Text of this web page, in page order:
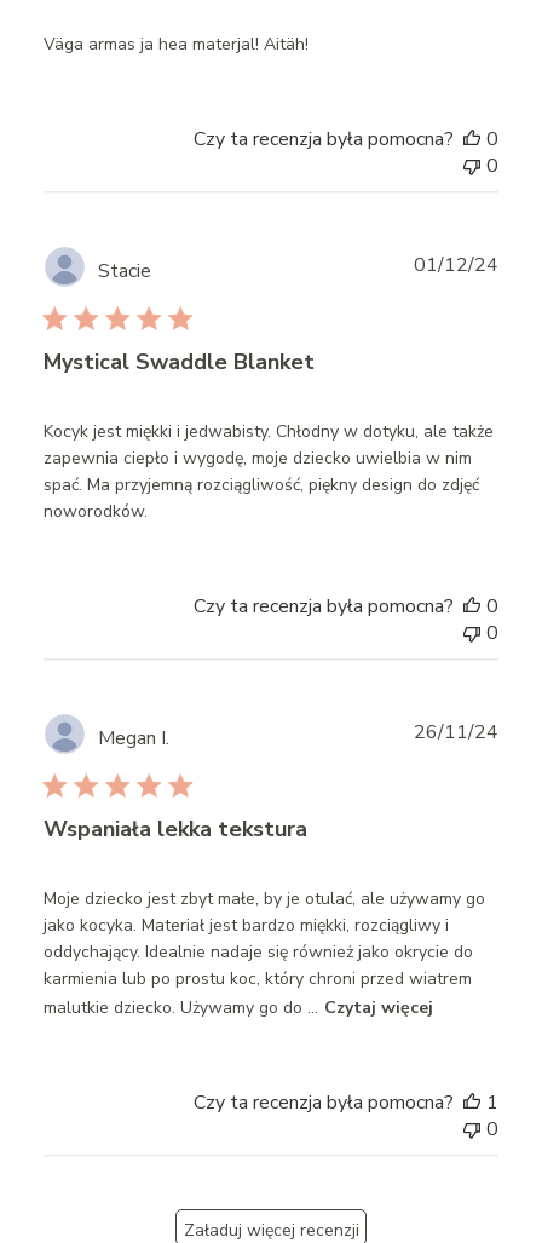
Väga armas ja hea materjal! Aitäh!
Czy ta recenzja była pomocna?
0
0
Stacie
Mystical Swaddle Blanket
Kocyk jest miękki i jedwabisty. Chłodny w dotyku, ale także
zapewnia ciepło i wygodę, moje dziecko uwielbia w nim
spać. Ma przyjemną rozciągliwość, piękny design do zdjęć
noworodków.
01/12/24
Czy ta recenzja była pomocna?
0
0
Megan I.
Wspaniała lekka tekstura
Moje dziecko jest zbyt małe, by je otulać, ale używamy go
jako kocyka. Materiał jest bardzo miękki, rozciągliwy i
oddychający. Idealnie nadaje się również jako okrycie do
karmienia lub po prostu koc, który chroni przed wiatrem
malutkie dziecko. Używamy go do ... Czytaj więcej
26/11/24
Czy ta recenzja była pomocna?
1
0
Załaduj więcej recenzji